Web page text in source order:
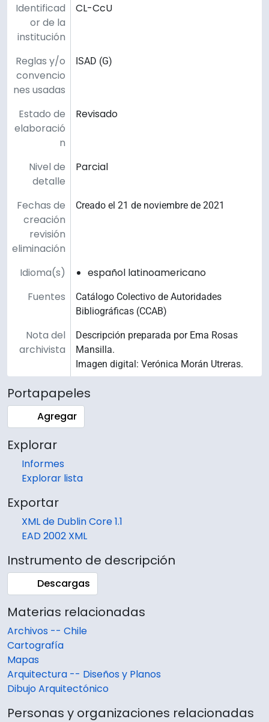
Identificad
or de la
institución
CL-CcU
Reglas y/o
convencio
nes usadas
ISAD (G)
Estado de
elaboració
n
Revisado
Nivel de
detalle
Parcial
Fechas de
creación
revisión
eliminación
Creado el 21 de noviembre de 2021
Idioma(s)
español latinoamericano
Fuentes
Catálogo Colectivo de Autoridades
Bibliográficas (CCAB)
Nota del
archivista
Descripción preparada por Ema Rosas
Mansilla.
Imagen digital: Verónica Morán Utreras.
Portapapeles
Agregar
Explorar
Informes
Explorar lista
Exportar
XML de Dublin Core 1.1
EAD 2002 XML
Instrumento de descripción
Descargas
Materias relacionadas
Archivos -- Chile
Cartografía
Mapas
Arquitectura -- Diseños y Planos
Dibujo Arquitectónico
Personas y organizaciones relacionadas